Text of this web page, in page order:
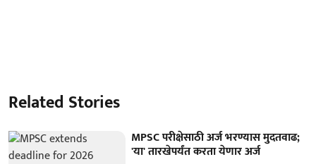
Related Stories
MPSC परीक्षेसाठी अर्ज भरण्यास मुदतवाढ;
'या' तारखेपर्यंत करता येणार अर्ज